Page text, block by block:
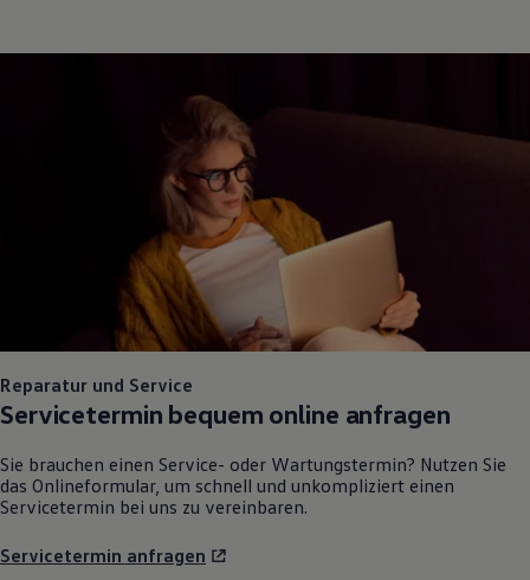
Reparatur und Service
Servicetermin bequem online anfragen
Sie brauchen einen Service- oder Wartungstermin? Nutzen Sie
das Onlineformular, um schnell und unkompliziert einen
Servicetermin bei uns zu vereinbaren.
Servicetermin anfragen